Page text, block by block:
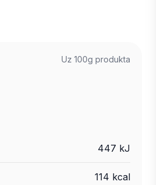
Uz 100g produkta
447 kJ
114 kcal